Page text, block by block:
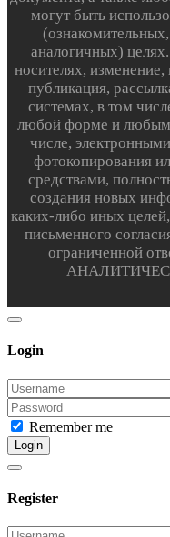
могут быть
аналогичных)
носителях, изменение,
публикация,
системах, в том
любой форме и
числе,
фотокопирования
средствами,
создания новых
каких-либо иных
письменного
ограниченной
Login
Remember me
Login
Register